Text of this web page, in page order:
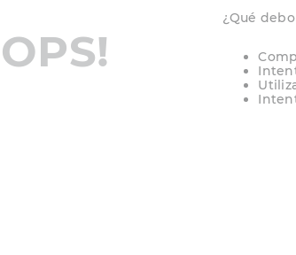
¿Qué
6.
americansport